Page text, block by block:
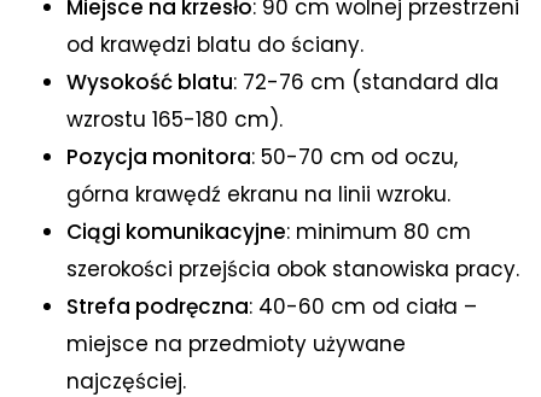
Miejsce na krzesło: 90 cm wolnej przestrzeni
od krawędzi blatu do ściany.
Wysokość blatu: 72-76 cm (standard dla
wzrostu 165-180 cm).
Pozycja monitora: 50-70 cm od oczu,
górna krawędź ekranu na linii wzroku.
Ciągi komunikacyjne: minimum 80 cm
szerokości przejścia obok stanowiska pracy.
Strefa podręczna: 40-60 cm od ciała –
miejsce na przedmioty używane
najczęściej.